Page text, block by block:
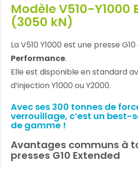
Modèle V510-Y1000
(3050 kN)
La V510 Y1000 est une presse
Performance.
Elle est disponible en standard
d’injection Y1000 ou Y2000.
Avec ses 300 tonnes de
verrouillage, c’est un best-
de gamme !
Avantages communs à
presses G10 Extended